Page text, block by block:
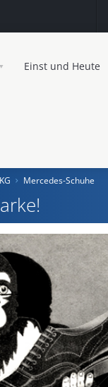
Einst und Heute
Mercedes-Schuhe